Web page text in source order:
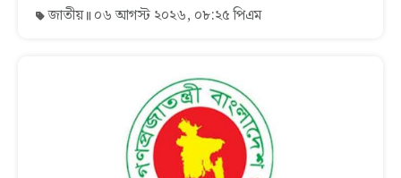
জাতীয় ০৬ আগস্ট ২০২৬, ০৮:২৫ পিএম